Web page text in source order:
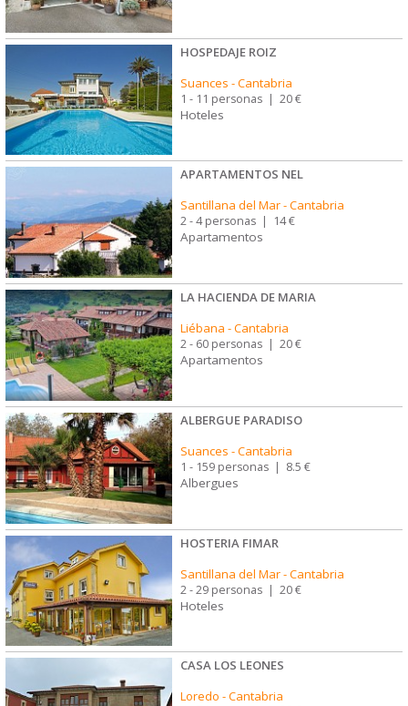
HOSPEDAJE ROIZ
Suances -Cantabria
1 - 11 personas | 20 €
Hoteles
APARTAMENTOS NEL
Santillana del Mar-Cantabria
2 - 4 personas 14 €
Apartamentos
LA HACIENDA DE MARIA
Liébana -Cantabria
2 - 60 personas | 20 €
Apartamentos
ALBERGUE PARADISO
Suances -Cantabria
1 - 159 personas | 8.5 €
Albergues
HOSTERIA FIMAR
Santillana del Mar-Cantabria
2 - 29 personas | 20 €
Hoteles
CASA LOS LEONES
Loredo -Cantabria